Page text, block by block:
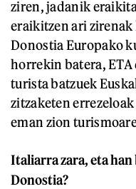
ziren, jadanik
eraikitzen ari
Donostia Europako
horrekin batera, ETA
turista batzuek
zitzaketen
eman zion
Italiarra zara, eta han
Donostia?